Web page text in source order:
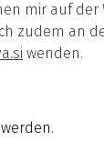
mir auf
zudem an
wenden.